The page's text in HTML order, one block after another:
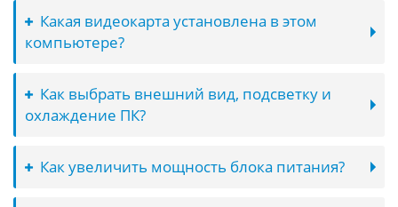
Какая видеокарта установлена в этом
компьютере?
Как выбрать внешний вид, подсветку и
охлаждение ПК?
Как увеличить мощность блока питания?